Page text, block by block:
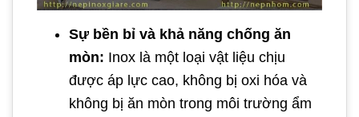
Sự bền bỉ và khả năng chống ăn
mòn: Inox là một loại vật liệu chịu
được áp lực cao, không bị oxi hóa và
không bị ăn mòn trong môi trường ẩm